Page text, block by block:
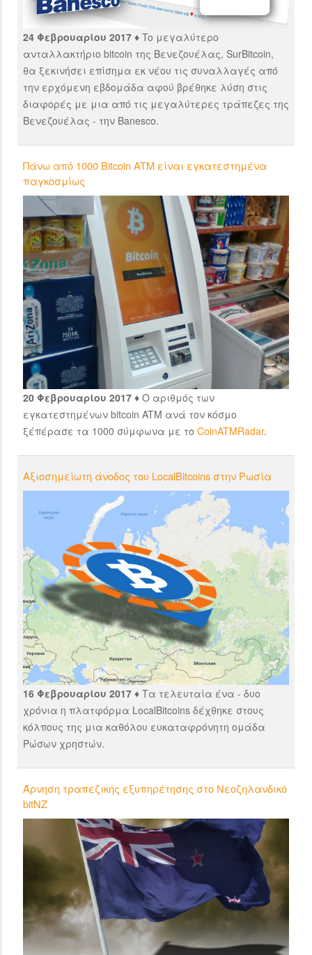
24 Φεβρουαρίου 2017 ♦ To μεγαλύτερο
ανταλλακτήριο bitcoin της Βενεζουέλας, SurBitcoin,
θα ξεκινήσει επίσημα εκ νέου τις συναλλαγές από
την ερχόμενη εβδομάδα αφού βρέθηκε λύση στις
διαφορές με μια από τις μεγαλύτερες τράπεζες της
Βενεζουέλας - την Banesco.
Πάνω από 1000 Bitcoin ATM είναι εγκατεστημένα
παγκοσμίως
20 Φεβρουαρίου 2017 ♦ Ο αριθμός των
εγκατεστημένων bitcoin ATM ανά τον κόσμο
ξέπέρασε τα 1000 σύμφωνα με το CoinATMRadar.
Αξιοσημείωτη άνοδος του LocalBitcoins στην Ρωσία
16 Φεβρουαρίου 2017 ♦ Τα τελευταία ένα - δυο
χρόνια η πλατφόρμα LocalBitcoins δέχθηκε στους
κόλπους της μια καθόλου ευκαταφρόνητη ομάδα
Ρώσων χρηστών.
Άρνηση τραπεζικής εξυπηρέτησης στο Νεοζηλανδικό
bitNZ